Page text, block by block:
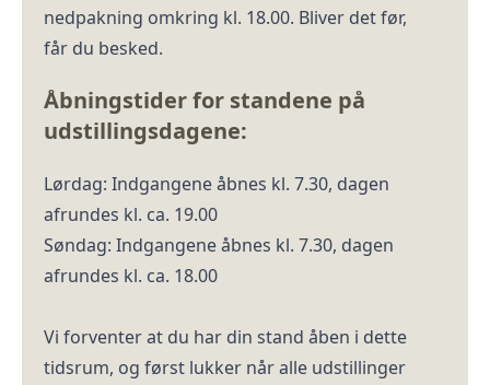
nedpakning omkring kl. 18.00. Bliver det før,
får du besked.
Åbningstider for standene på
udstillingsdagene:
Lørdag: Indgangene åbnes kl. 7.30, dagen
afrundes kl. ca. 19.00
Søndag: Indgangene åbnes kl. 7.30, dagen
afrundes kl. ca. 18.00
Vi forventer at du har din stand åben i dette
tidsrum, og først lukker når alle udstillinger